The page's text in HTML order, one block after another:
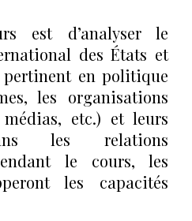
est d’analyser le
des États et
pertinent en politique
les organisations
etc.) et leurs
les relations
le cours, les
les capacités